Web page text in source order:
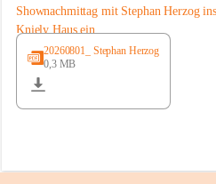
H
a
Shownachmittag mit Stephan Herzog ins
Kniely Haus ein.
Stephan Herzog lebt Musik seit seiner
Kindheit. Der gebürtige Salzburger
stammt aus der bekannten
Schwaiger/Herzog aus Maria Alm und
20260801_ Stephan Herzog
0,3 MB